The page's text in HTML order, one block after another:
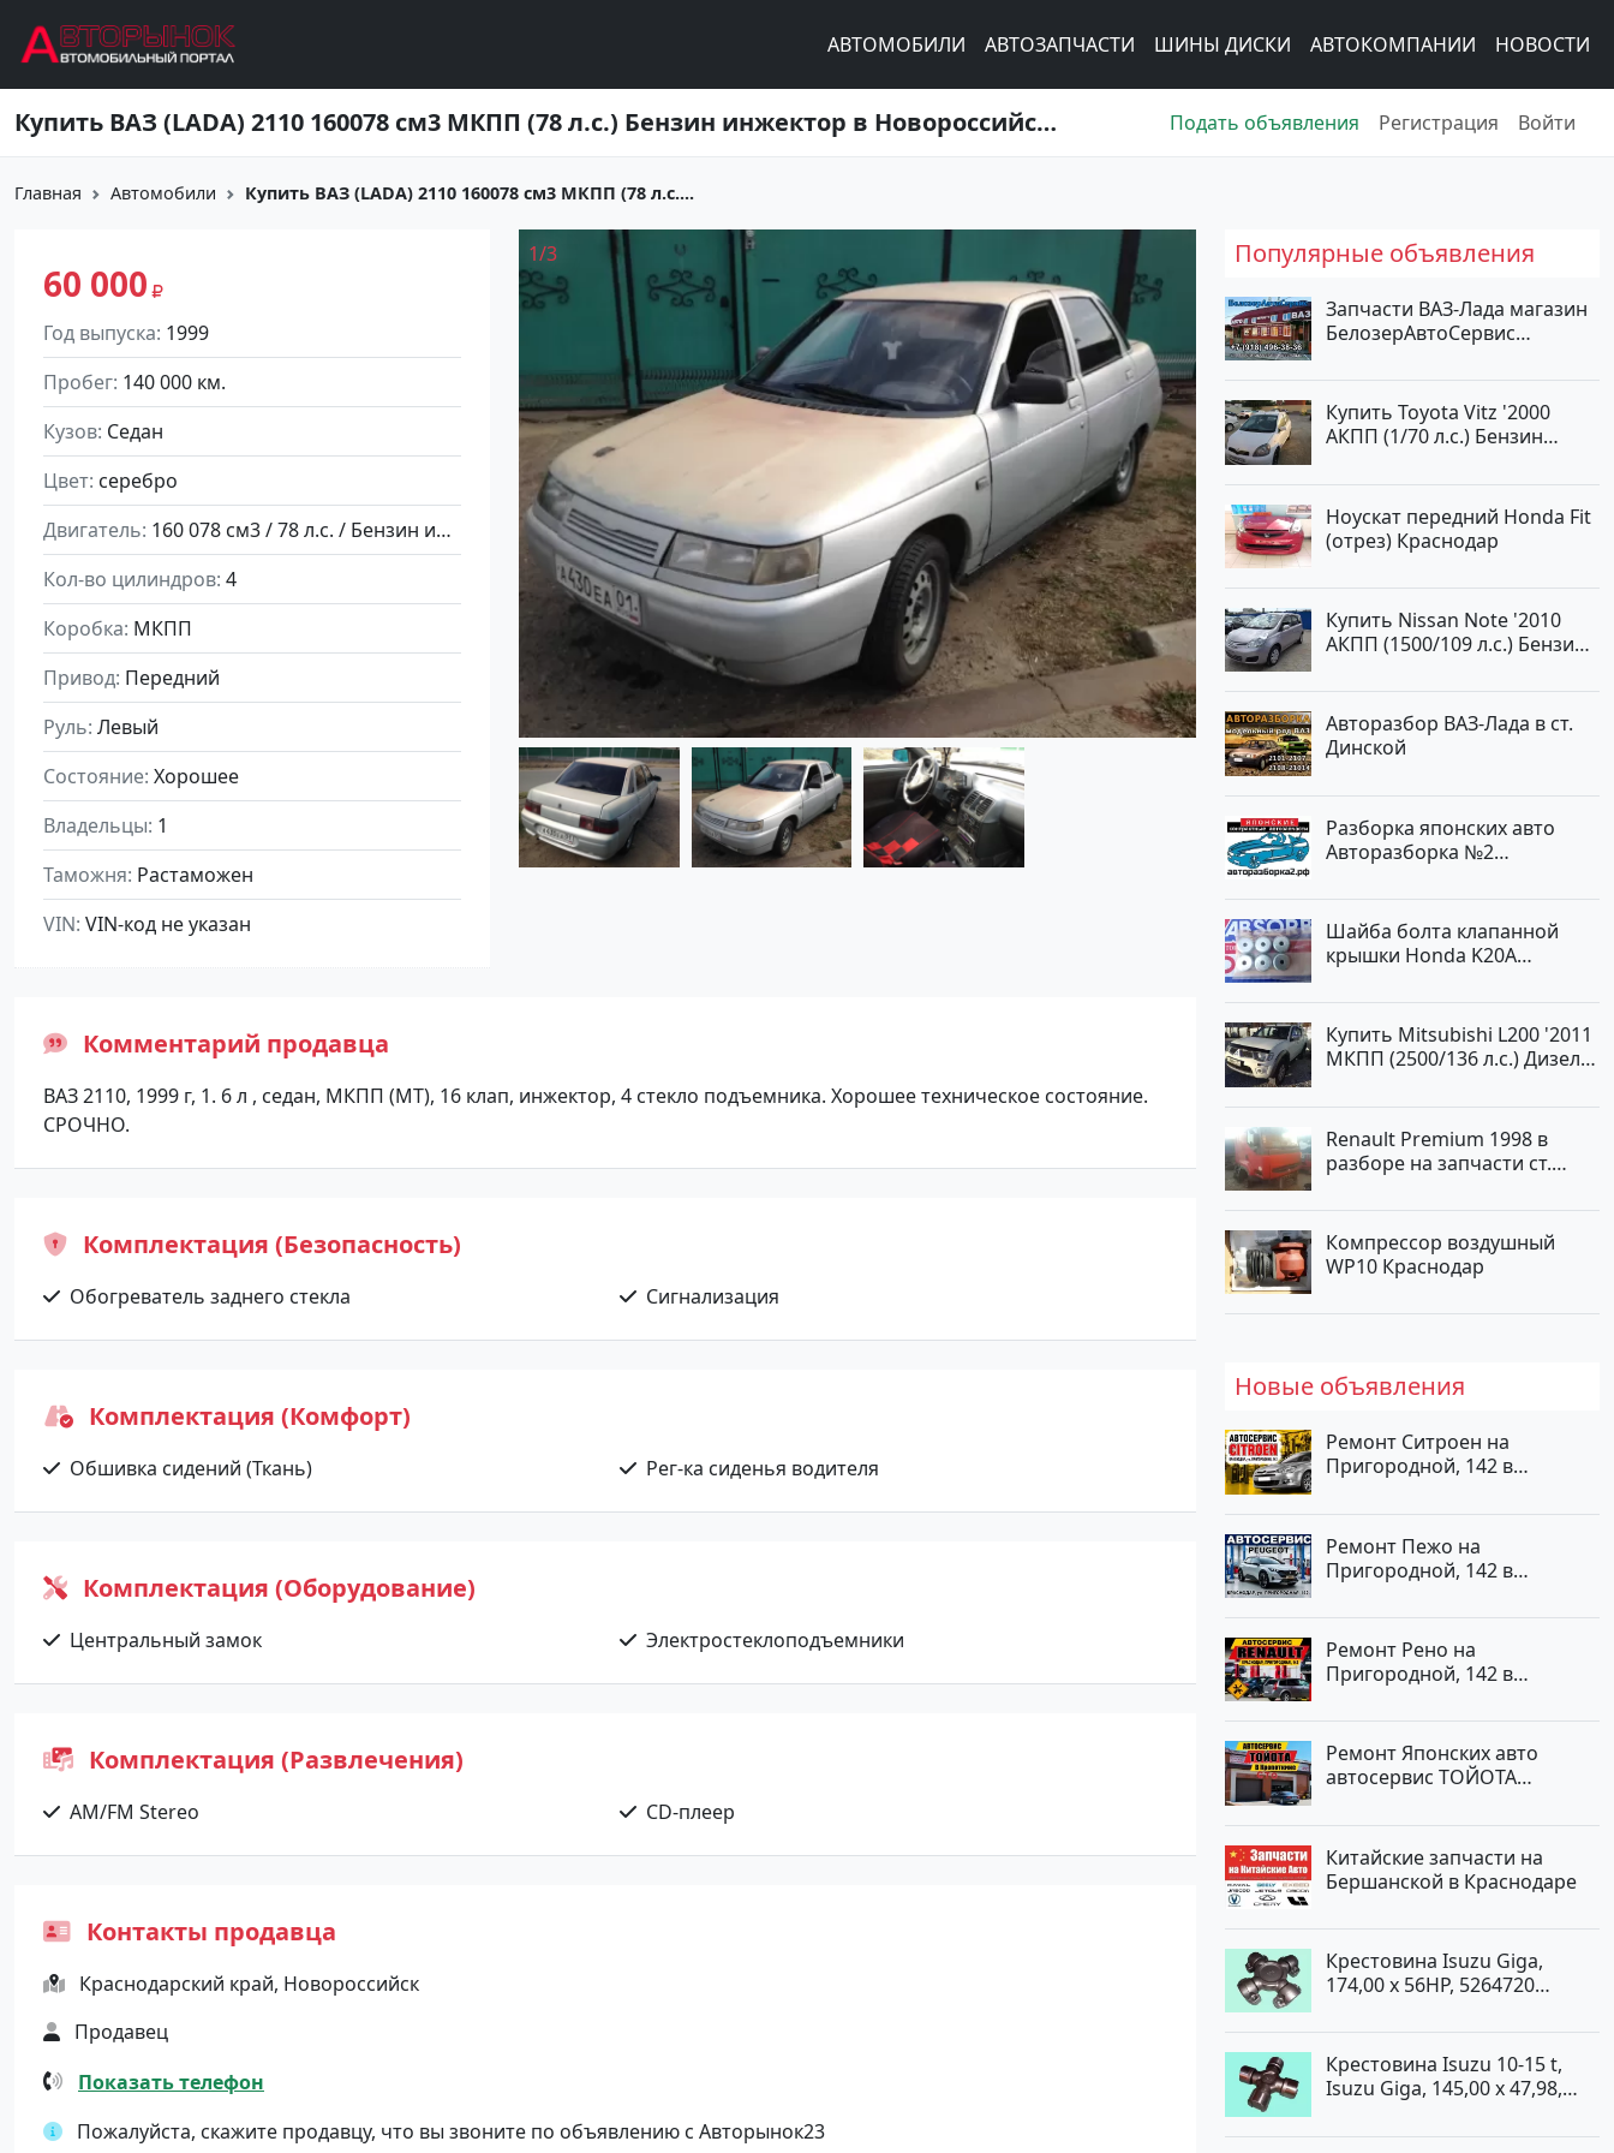
АВТОМОБИЛИ АВТОЗАПЧАСТИ ШИНЫ ДИСКИ АВТОКОМПАНИИ НОВОСТИ
Купить ВАЗ (LADA) 2110 160078 см3 МКПП (78 л.с.) Бензин инжектор в Новороссийск: цвет серебро Седан 1999 года по цене 60000 рублей, объявление №2261 на сайте Авторынок23 Подать объявления Регистрация Войти
Главная Автомобили Купить ВАЗ (LADA) 2110 160078 см3 МКПП (78 л.с....
60 000
Год выпуска 1999
Пробег 140 000 км.
Кузов Седан
Цвет серебро
Двигатель
160 078 см3 / 78 л.с. / Бензин инжектор
Кол-во цилиндров 4
Коробка МКПП
Привод Передний
Руль Левый
Состояние Хорошее
Владельцы 1
Таможня Растаможен
VIN VIN-код не указан
1/3
Комментарий продавца
ВАЗ 2110, 1999 г, 1. 6 л , седан, МКПП (МТ), 16 клап, инжектор, 4 стекло подъемника. Хорошее техническое состояние.
СРОЧНО.
Комплектация (Безопасность)
Обогреватель заднего стекла Сигнализация
Комплектация (Комфорт)
Обшивка сидений (Ткань) Рег-ка сиденья водителя
Комплектация (Оборудование)
Центральный замок Электростеклоподъемники
Комплектация (Развлечения)
AM/FM Stereo CD-плеер
Контакты продавца
Краснодарский край, Новороссийск
Продавец
Показать телефон
Пожалуйста, скажите продавцу, что вы звоните по объявлению с Авторынок23
Популярные объявления
Запчасти ВАЗ-Лада магазин
БелозерАвтоСервис
Купить Toyota Vitz '2000
АКПП (1/70 л.с.) Бензин
Белый Хетчбэк по цене
194000 рублей, объявление
№15521 на сайте
Авторынок23
Ноускат передний Honda Fit
(отрез) Краснодар
Купить Nissan Note '2010
АКПП (1500/109 л.с.) Бензин
ЛАВАНДА Хетчбэк по цене
419000 рублей, объявление
№1457 на сайте
Авторынок23
Авторазбор ВАЗ-Лада в ст.
Динской
Разборка японских авто
Авторазборка №2
Шайба болта клапанной
крышки Honda K20A
Купить Mitsubishi L200 '2011
МКПП (2500/136 л.с.) Дизель
цвет белый Пикап по цене
1000000 рублей, объявление
№562 на сайте Авторынок23
Renault Premium 1998 в
разборе на запчасти ст.
Компрессор воздушный
WP10 Краснодар
Новые объявления
Ремонт Ситроен на
Пригородной, 142 в
Ремонт Пежо на
Пригородной, 142 в
Ремонт Рено на
Пригородной, 142 в
Ремонт Японских авто
автосервис ТОЙОТА
Китайские запчасти на
Бершанской в Краснодаре
Крестовина Isuzu Giga,
174,00 x 56HP, 5264720
Крестовина Isuzu 10-15 t,
Isuzu Giga, 145,00 x 47,98,